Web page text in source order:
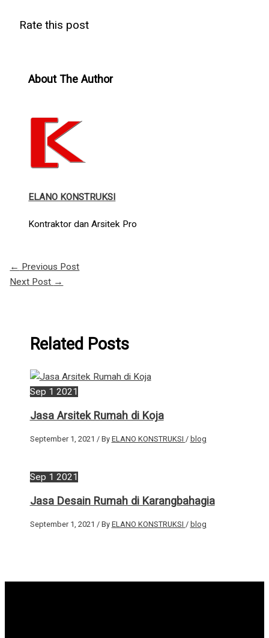
Rate this post
About The Author
ELANO KONSTRUKSI
Kontraktor dan Arsitek Pro
← Previous Post
Next Post →
Related Posts
Sep 1 2021
Jasa Arsitek Rumah di Koja
September 1, 2021 / By ELANO KONSTRUKSI / blog
Sep 1 2021
Jasa Desain Rumah di Karangbahagia
September 1, 2021 / By ELANO KONSTRUKSI / blog